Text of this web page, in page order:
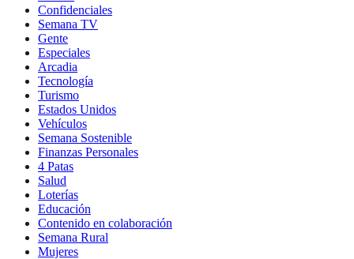
Confidenciales
Semana TV
Gente
Especiales
Arcadia
Tecnología
Turismo
Estados Unidos
Vehículos
Semana Sostenible
Finanzas Personales
4 Patas
Salud
Loterías
Educación
Contenido en colaboración
Semana Rural
Mujeres